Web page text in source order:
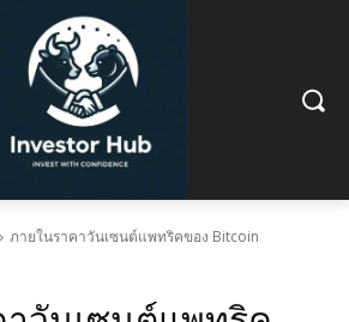
ภายในราคาวันเซนต์แพทริคของ Bitcoin